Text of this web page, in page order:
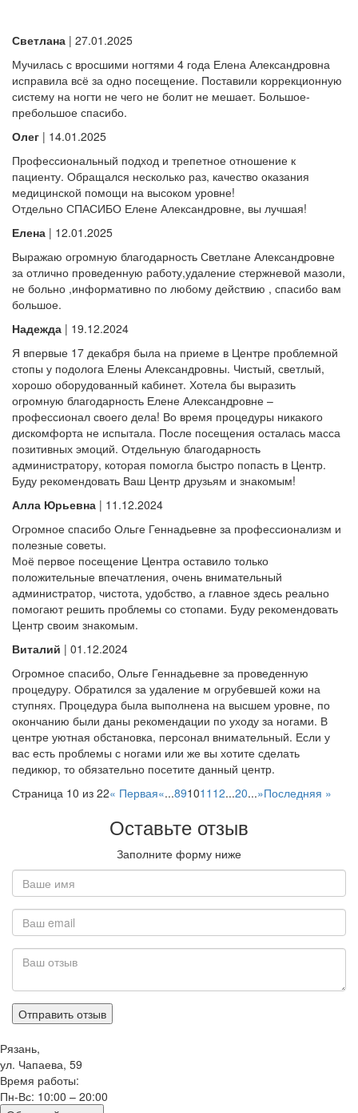
Светлана | 27.01.2025
Мучилась с вросшими ногтями 4 года Елена Александровна
исправила всё за одно посещение. Поставили коррекционную
систему на ногти не чего не болит не мешает. Большое-
пребольшое спасибо.
Олег | 14.01.2025
Профессиональный подход и трепетное отношение к
пациенту. Обращался несколько раз, качество оказания
медицинской помощи на высоком уровне!
Отдельно СПАСИБО Елене Александровне, вы лучшая!
Елена | 12.01.2025
Выражаю огромную благодарность Светлане Александровне
за отлично проведенную работу,удаление стержневой мазоли,
не больно ,информативно по любому действию , спасибо вам
большое.
Надежда | 19.12.2024
Я впервые 17 декабря была на приеме в Центре проблемной
стопы у подолога Елены Александровны. Чистый, светлый,
хорошо оборудованный кабинет. Хотела бы выразить
огромную благодарность Елене Александровне –
профессионал своего дела! Во время процедуры никакого
дискомфорта не испытала. После посещения осталась масса
позитивных эмоций. Отдельную благодарность
администратору, которая помогла быстро попасть в Центр.
Буду рекомендовать Ваш Центр друзьям и знакомым!
Алла Юрьевна | 11.12.2024
Огромное спасибо Ольге Геннадьевне за профессионализм и
полезные советы.
Моё первое посещение Центра оставило только
положительные впечатления, очень внимательный
администратор, чистота, удобство, а главное здесь реально
помогают решить проблемы со стопами. Буду рекомендовать
Центр своим знакомым.
Виталий | 01.12.2024
Огромное спасибо, Ольге Геннадьевне за проведенную
процедуру. Обратился за удаление м огрубевшей кожи на
ступнях. Процедура была выполнена на высшем уровне, по
окончанию были даны рекомендации по уходу за ногами. В
центре уютная обстановка, персонал внимательный. Если у
вас есть проблемы с ногами или же вы хотите сделать
педикюр, то обязательно посетите данный центр.
Страница 10 из 22« Первая«...891011 12...20...»Последняя »
Оставьте отзыв
Заполните форму ниже
Рязань,
ул. Чапаева, 59
Время работы:
Пн-Вс: 10:00 – 20:00